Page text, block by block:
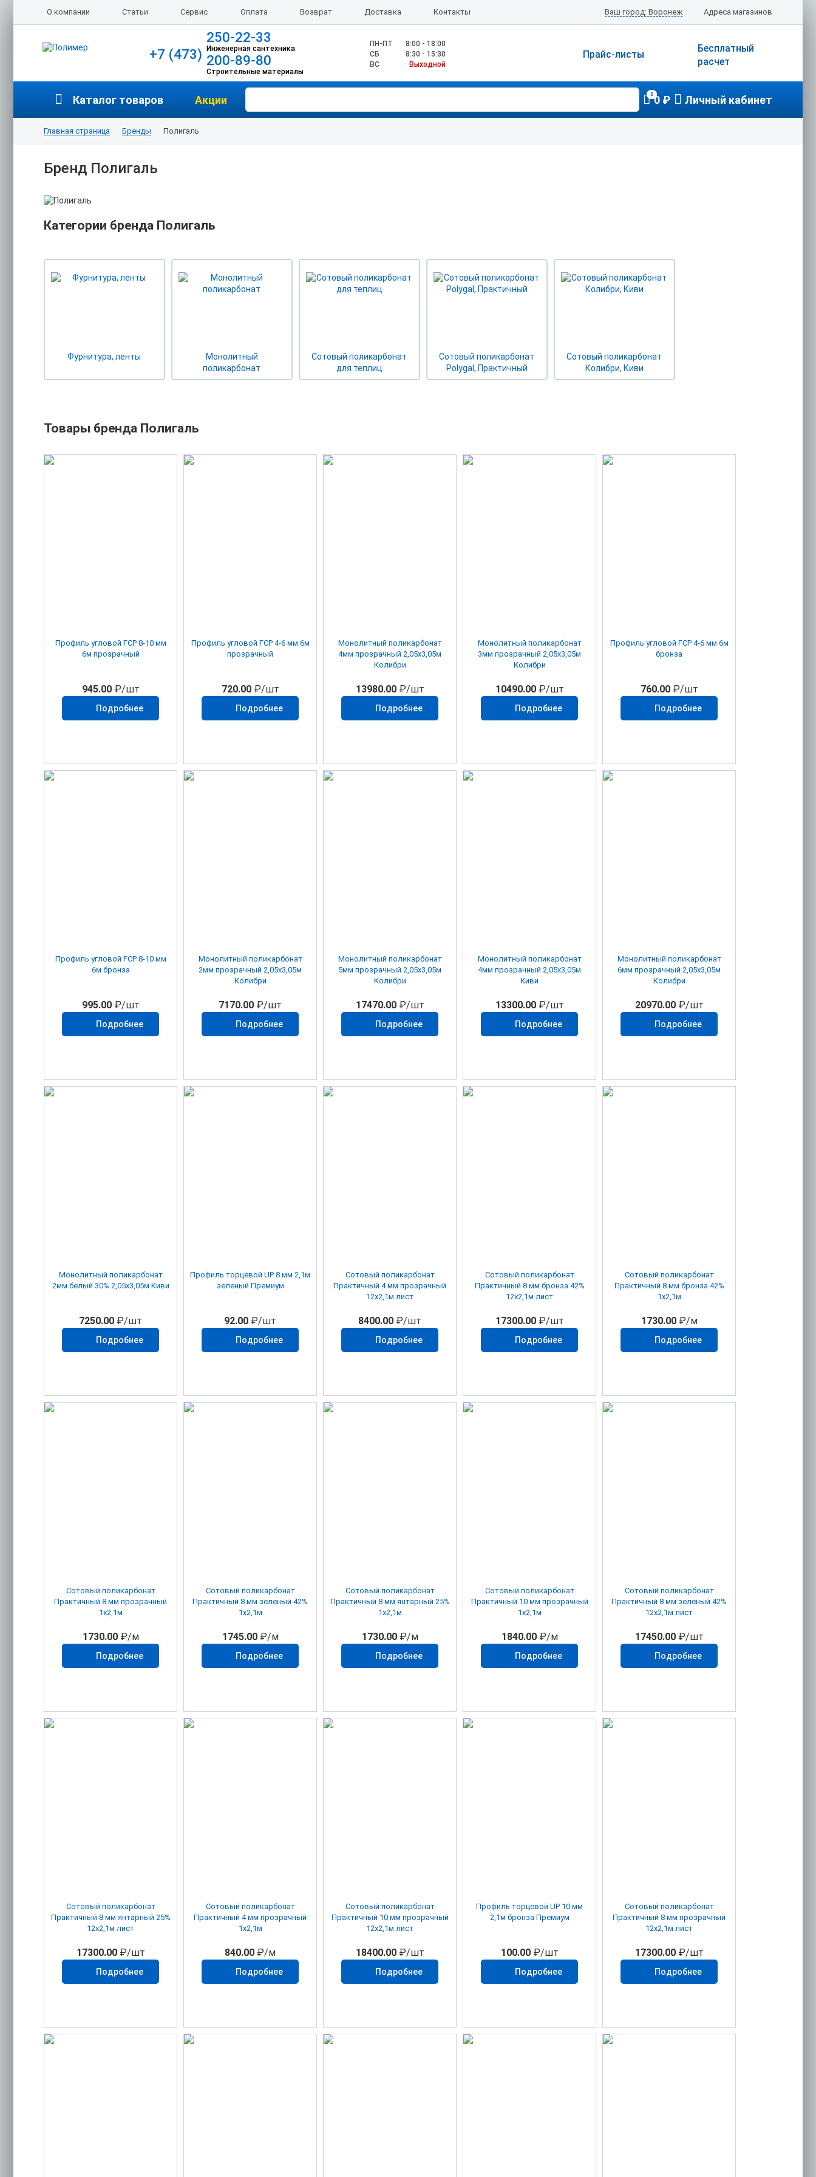
О компании Статьи Сервис Оплата Возврат Доставка Контакты Адреса магазинов
Ваш город: Воронеж
+7 (473)
250-22-33
Инженерная сантехника
200-89-80
Строительные материалы
ПН-ПТ
8:00 - 18:00
CБ
8:30 - 15:30
ВС
Выходной
Бесплатный
расчет
Прайс-листы
Каталог товаров Акции 00 ₽ Личный кабинет
Главная страница Бренды Полигаль
Бренд Полигаль
Категории бренда Полигаль
Фурнитура, ленты
Монолитный
поликарбонат
Сотовый поликарбонат
для теплиц
Сотовый поликарбонат
Polygal, Практичный
Сотовый поликарбонат
Колибри, Киви
Товары бренда Полигаль
Профиль угловой FСР 8-10 мм
6м прозрачный
945.00₽/шт
Подробнее
Профиль угловой FСР 4-6 мм 6м
прозрачный
720.00₽/шт
Подробнее
Монолитный поликарбонат
4мм прозрачный 2,05х3,05м
Колибри
13980.00₽/шт
Подробнее
Монолитный поликарбонат
3мм прозрачный 2,05х3,05м
Колибри
10490.00₽/шт
Подробнее
Профиль угловой FСР 4-6 мм 6м
бронза
760.00₽/шт
Подробнее
Профиль угловой FСР 8-10 мм
6м бронза
995.00₽/шт
Подробнее
Монолитный поликарбонат
2мм прозрачный 2,05х3,05м
Колибри
7170.00 ₽/шт
Подробнее
Монолитный поликарбонат
5мм прозрачный 2,05х3,05м
Колибри
17470.00₽/шт
Подробнее
Монолитный поликарбонат
4мм прозрачный 2,05х3,05м
Киви
13300.00₽/шт
Подробнее
Монолитный поликарбонат
6мм прозрачный 2,05х3,05м
Колибри
20970.00₽/шт
Подробнее
Монолитный поликарбонат
2мм белый 30% 2,05х3,05м Киви
7250.00 ₽/шт
Подробнее
Профиль торцевой UP 8 мм 2,1м
зеленый Премиум
92.00 ₽/шт
Подробнее
Сотовый поликарбонат
Практичный 4 мм прозрачный
12х2,1м лист
8400.00 ₽/шт
Подробнее
Сотовый поликарбонат
Практичный 8 мм бронза 42%
12х2,1м лист
17300.00₽/шт
Подробнее
Сотовый поликарбонат
Практичный 8 мм бронза 42%
1х2,1м
1730.00₽/м
Подробнее
Сотовый поликарбонат
Практичный 8 мм прозрачный
1х2,1м
1730.00₽/м
Подробнее
Сотовый поликарбонат
Практичный 8 мм зеленый 42%
1х2,1м
1745.00₽/м
Подробнее
Сотовый поликарбонат
Практичный 8 мм янтарный 25%
1х2,1м
1730.00₽/м
Подробнее
Сотовый поликарбонат
Практичный 10 мм прозрачный
1х2,1м
1840.00₽/м
Подробнее
Сотовый поликарбонат
Практичный 8 мм зеленый 42%
12х2,1м лист
17450.00₽/шт
Подробнее
Сотовый поликарбонат
Практичный 8 мм янтарный 25%
12х2,1м лист
17300.00₽/шт
Подробнее
Сотовый поликарбонат
Практичный 4 мм прозрачный
1х2,1м
840.00 ₽/м
Подробнее
Сотовый поликарбонат
Практичный 10 мм прозрачный
12х2,1м лист
18400.00₽/шт
Подробнее
Профиль торцевой UP 10 мм
2,1м бронза Премиум
100.00₽/шт
Подробнее
Сотовый поликарбонат
Практичный 8 мм прозрачный
12х2,1м лист
17300.00₽/шт
Подробнее